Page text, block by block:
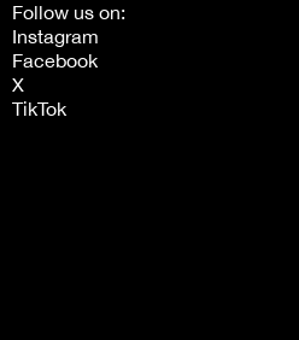
Follow us on:
Instagram
Facebook
X
TikTok